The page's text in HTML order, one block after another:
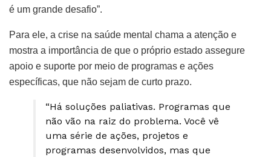
é um grande desafio”.
Para ele, a crise na saúde mental chama a atenção e
mostra a importância de que o próprio estado assegure
apoio e suporte por meio de programas e ações
específicas, que não sejam de curto prazo.
“Há soluções paliativas. Programas que
não vão na raiz do problema. Você vê
uma série de ações, projetos e
programas desenvolvidos, mas que